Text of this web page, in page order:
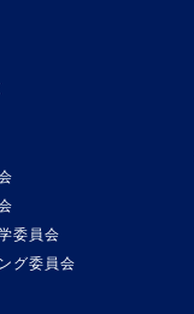
委員会
グ委員会